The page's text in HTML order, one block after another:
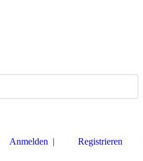
Anmelden | Registrieren